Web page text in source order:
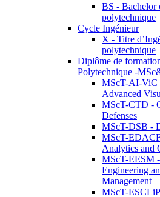
BS - Bachelor
polytechnique
Cycle Ingénieur
X - Titre
polytechnique
Diplôme de
Polytechnique -
MScT-AI-ViC
Advanced
MScT-CTD -
Defenses
MScT-DSB -
MScT-
Analytics and
MScT-EESM
Engineering
Management
MScT-